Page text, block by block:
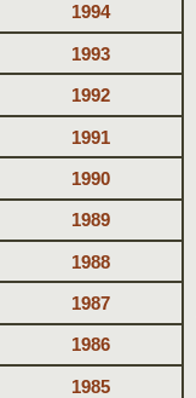
1994
1993
1992
1991
1990
1989
1988
1987
1986
1985